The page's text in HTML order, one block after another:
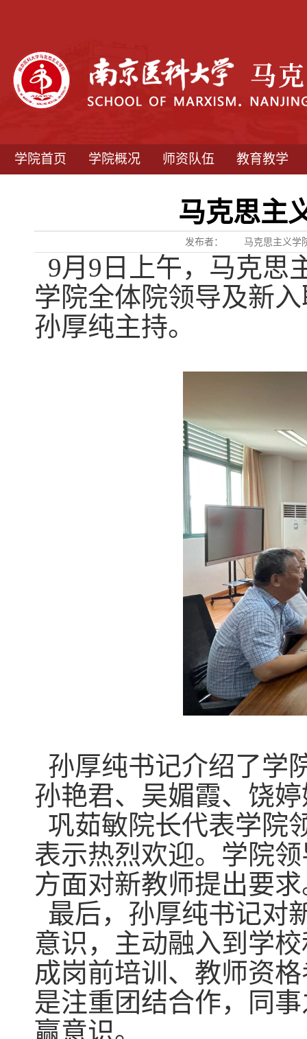
学院首页 学院概况 师资队伍 教育教学
马克思主
发布者： 马克思主义学
9月 9 日上午，马克思
学院全体院领导及新
孙厚纯主持。
孙厚纯书记介绍了学
孙艳君、吴媚霞、饶
巩茹敏院长代表学院
表示热烈欢迎。学院
方面对新教师提出要
最后，孙厚纯书记对
意识，主动融入到学
成岗前培训、教师资
是注重团结合作，同
赢意识。